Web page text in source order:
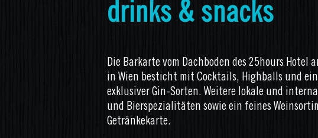
drinks & snacks
Die Barkarte vom Dachboden des 25hours Hotel
in Wien besticht mit Cocktails, Highballs und
exklusiver Gin-Sorten. Weitere lokale und
und Bierspezialitäten sowie ein feines
Getränkekarte.